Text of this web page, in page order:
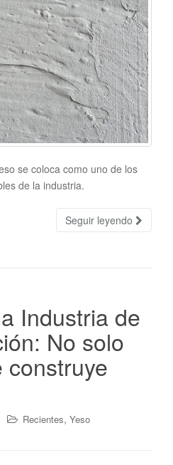
se coloca como uno de los
de la industria.
Seguir leyendo
Industria de
No solo
construye
Recientes, Yeso